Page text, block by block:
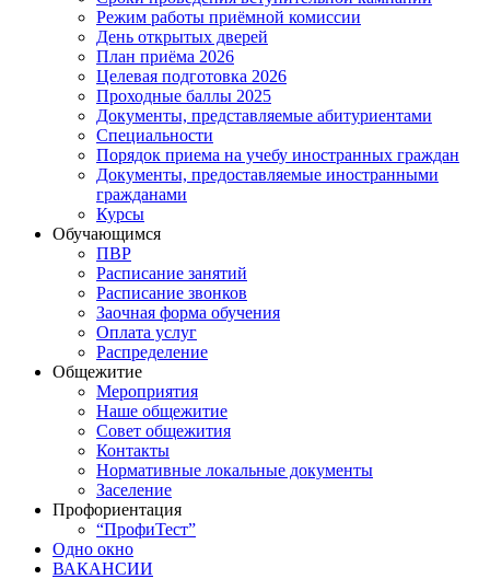
Режим работы приёмной комиссии
День открытых дверей
План приёма 2026
Целевая подготовка 2026
Проходные баллы 2025
Документы, представляемые абитуриентами
Специальности
Порядок приема на учебу иностранных граждан
Документы, предоставляемые иностранными
гражданами
Курсы
Обучающимся
ПВР
Расписание занятий
Расписание звонков
Заочная форма обучения
Оплата услуг
Распределение
Общежитие
Мероприятия
Наше общежитие
Совет общежития
Контакты
Нормативные локальные документы
Заселение
Профориентация
“ПрофиТест”
Одно окно
ВАКАНСИИ